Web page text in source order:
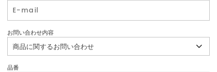
お問い合わせ内容
品番